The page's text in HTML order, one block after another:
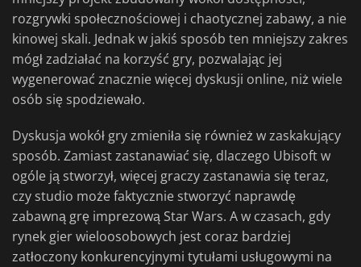
rozgrywki społecznościowej i chaotycznej zabawy, a nie
kinowej skali. Jednak w jakiś sposób ten mniejszy zakres
mógł zadziałać na korzyść gry, pozwalając jej
wygenerować znacznie więcej dyskusji online, niż wiele
osób się spodziewało.
Dyskusja wokół gry zmieniła się również w zaskakujący
sposób. Zamiast zastanawiać się, dlaczego Ubisoft w
ogóle ją stworzył, więcej graczy zastanawia się teraz,
czy studio może faktycznie stworzyć naprawdę
zabawną grę imprezową Star Wars. A w czasach, gdy
rynek gier wieloosobowych jest coraz bardziej
zatłoczony konkurencyjnymi tytułami usługowymi na